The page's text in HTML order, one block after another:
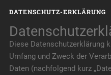
DATENSCHUTZ-ERKLÄRUNG
Diese Datenschutzerklärung
Umfang und Zweck der
Daten (nachfolgend kurz